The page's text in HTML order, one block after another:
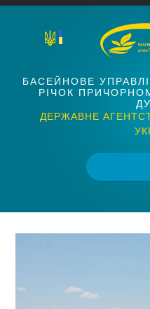
БАСЕЙНОВЕ
РІЧОК
ДЕРЖАВНЕ